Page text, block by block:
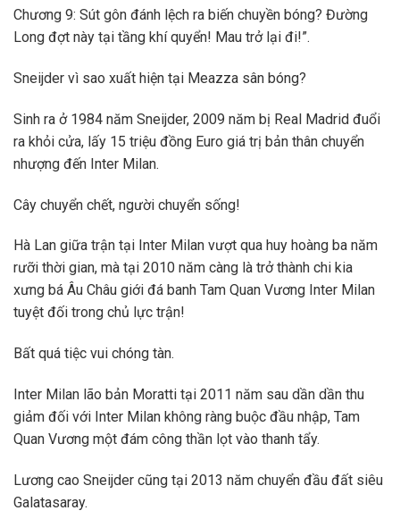
Chương 9: Sút gôn đánh lệch ra biến chuyền bóng? Đường
Long đợt này tại tầng khí quyển! Mau trở lại đi!”.
Sneijder vì sao xuất hiện tại Meazza sân bóng?
Sinh ra ở 1984 năm Sneijder, 2009 năm bị Real Madrid đuổi
ra khỏi cửa, lấy 15 triệu đồng Euro giá trị bản thân chuyển
nhượng đến Inter Milan.
Cây chuyển chết, người chuyển sống!
Hà Lan giữa trận tại Inter Milan vượt qua huy hoàng ba năm
rưỡi thời gian, mà tại 2010 năm càng là trở thành chi kia
xưng bá Âu Châu giới đá banh Tam Quan Vương Inter Milan
tuyệt đối trong chủ lực trận!
Bất quá tiệc vui chóng tàn.
Inter Milan lão bản Moratti tại 2011 năm sau dần dần thu
giảm đối với Inter Milan không ràng buộc đầu nhập, Tam
Quan Vương một đám công thần lọt vào thanh tẩy.
Lương cao Sneijder cũng tại 2013 năm chuyển đầu đất siêu
Galatasaray.